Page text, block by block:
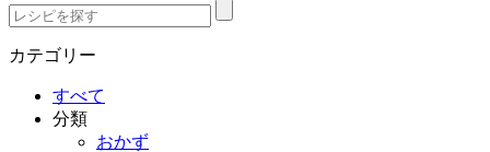
カテゴリー
すべて
分類
おかず